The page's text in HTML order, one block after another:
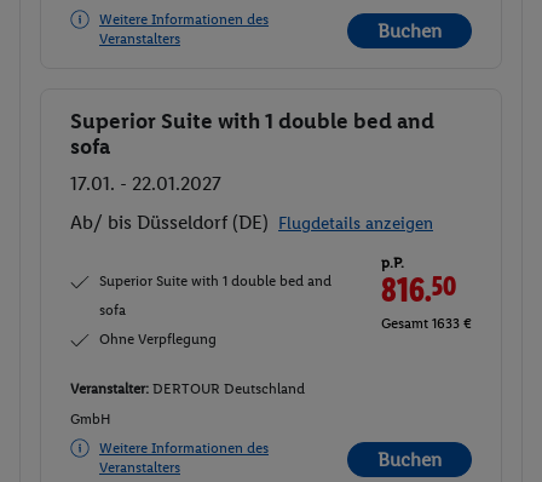
Weitere Informationen des
Veranstalters
Buchen
Buchen
Superior Suite with 1 double bed and
sofa
17.01. - 22.01.2027
Ab/ bis Düsseldorf (DE) Flugdetails anzeigen
Superior Suite with 1 double bed and
sofa
Ohne Verpflegung
p.P.
816.50
Gesamt 1633 €
Veranstalter: DERTOUR Deutschland
GmbH
Weitere Informationen des
Veranstalters
Buchen